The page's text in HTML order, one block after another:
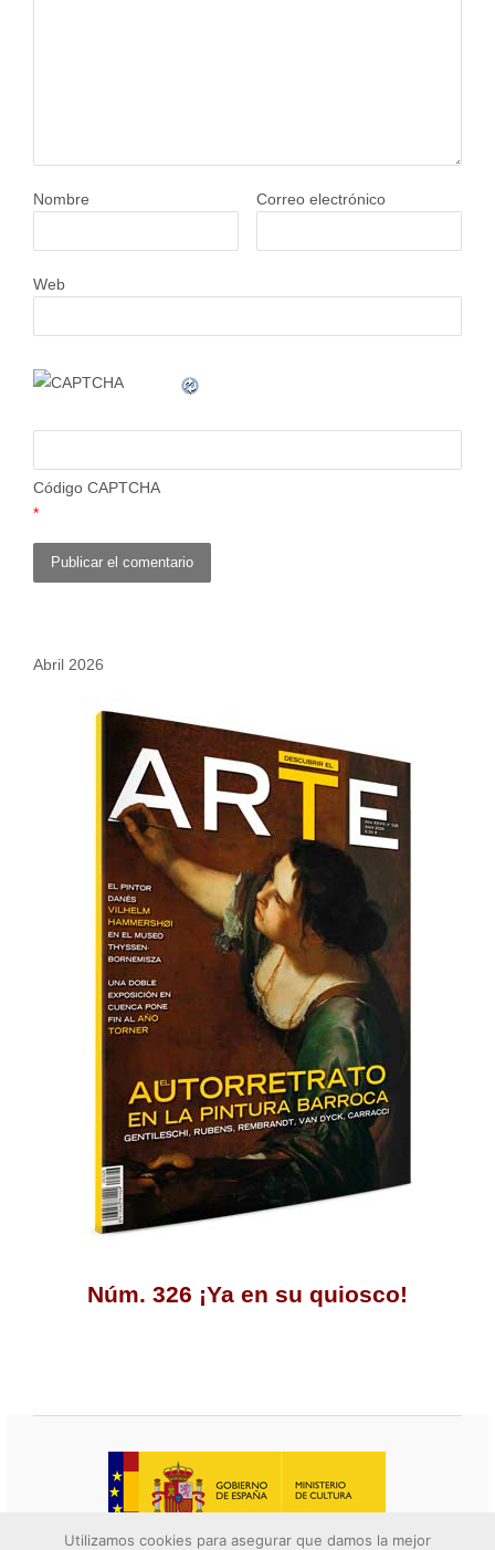
Nombre Correo electrónico
Web
Código CAPTCHA
*
Abril 2026
Núm. 326 ¡Ya en su quiosco!
Utilizamos cookies para asegurar que damos la mejor